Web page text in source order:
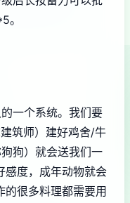
。
一个系统。我们要
筑师）建好鸡舍/牛
狗）就会送我们一
感度，成年动物就会
很多料理都需要用